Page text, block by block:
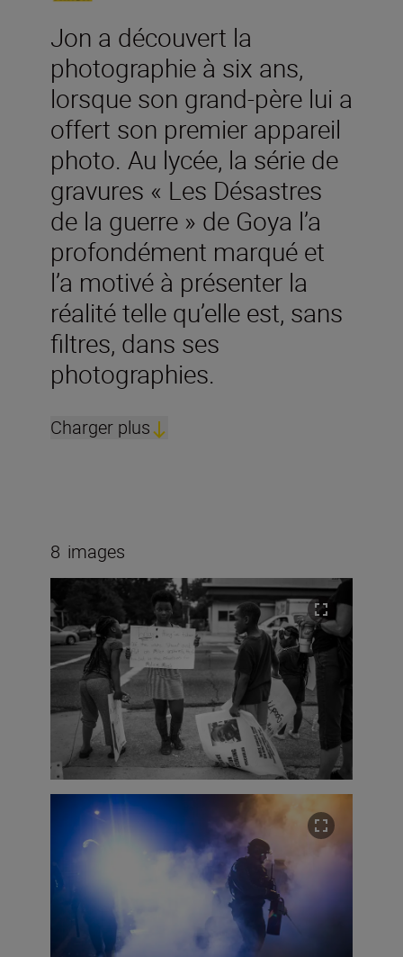
Jon a découvert la
photographie à six ans,
lorsque son grand-père lui a
offert son premier appareil
photo. Au lycée, la série de
gravures « Les Désastres
de la guerre » de Goya l’a
profondément marqué et
l’a motivé à présenter la
réalité telle qu’elle est, sans
filtres, dans ses
photographies.
Charger plus
8 images